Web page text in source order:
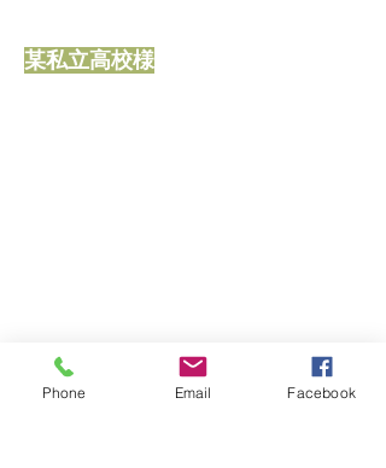
某私立高校様
都内フタバ小学校様
Phone Email Facebook